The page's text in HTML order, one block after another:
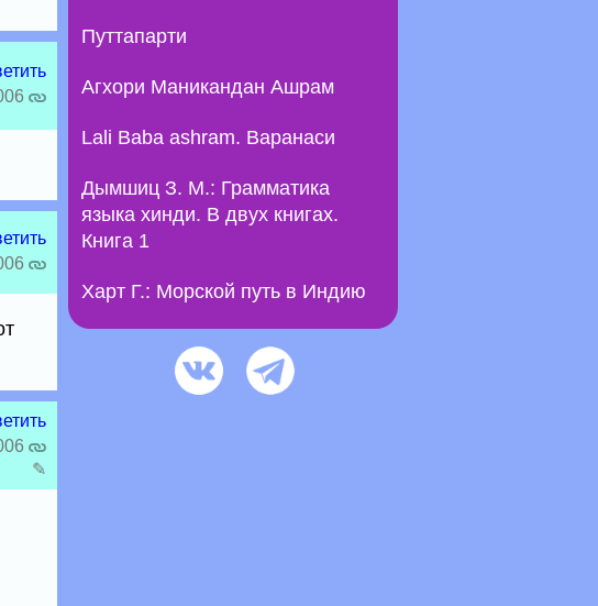
✎
Путтапарти
Агхори Маникандан Ашрам
Lali Baba ashram. Варанаси
Дымшиц З. М.: Грамматика
языка хинди. В двух книгах.
Книга 1
Харт Г.: Морской путь в Индию